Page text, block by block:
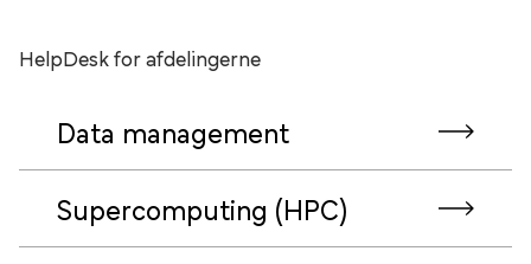
HelpDesk for afdelingerne
Data management
Supercomputing (HPC)